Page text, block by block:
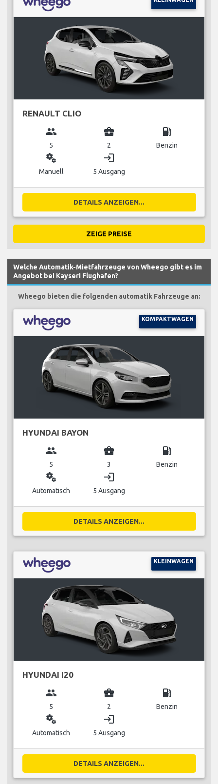
RENAULT CLIO
group
5
business_center
2
local_gas_station
Benzin
miscellaneous_services
Manuell
login
5 Ausgang
DETAILS ANZEIGEN...
ZEIGE PREISE
Welche Automatik-Mietfahrzeuge von Wheego gibt es im
Angebot bei Kayseri Flughafen?
Wheego bieten die folgenden automatik Fahrzeuge an:
KOMPAKTWAGEN
HYUNDAI BAYON
group
5
business_center
3
local_gas_station
Benzin
miscellaneous_services
Automatisch
login
5 Ausgang
DETAILS ANZEIGEN...
KLEINWAGEN
HYUNDAI I20
group
5
business_center
2
local_gas_station
Benzin
miscellaneous_services
Automatisch
login
5 Ausgang
DETAILS ANZEIGEN...